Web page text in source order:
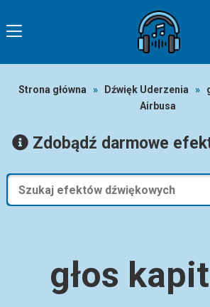
Strona główna » Dźwięk Uderzenia »
Airbusa
Zdobądź darmowe
głos